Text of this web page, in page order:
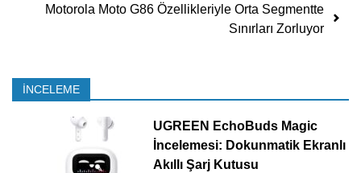
Motorola Moto G86 Özellikleriyle Orta Segmentte
Sınırları Zorluyor
İNCELEME
UGREEN EchoBuds Magic
İncelemesi: Dokunmatik Ekranlı
Akıllı Şarj Kutusu